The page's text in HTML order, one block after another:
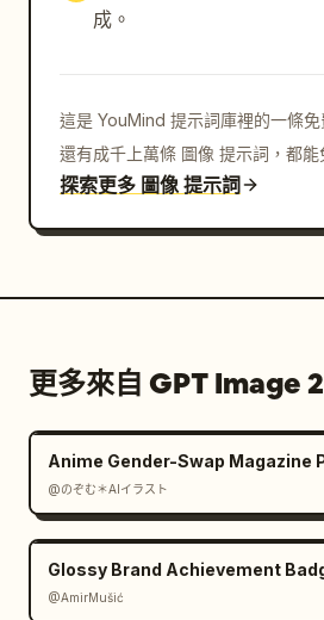
成。
這是 YouMind 提示詞庫裡的一條
還有成千上萬條 圖像 提示詞，都能
探索更多 圖像 提示詞
更多來自 GPT Image 2
Anime Gender-Swap Magazine
@のぞむ＊AIイラスト
Glossy Brand Achievement
@AmirMušić